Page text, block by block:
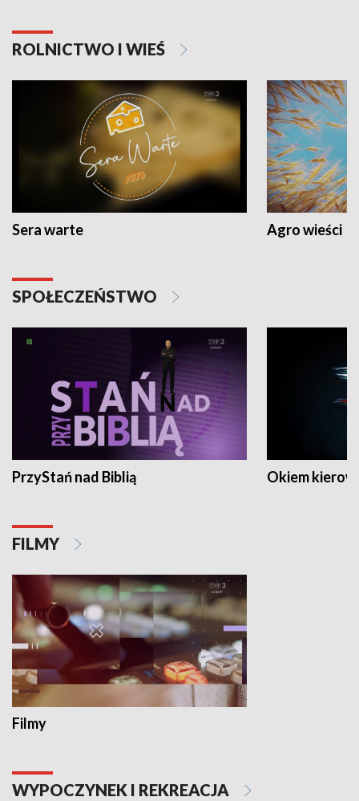
ROLNICTWO I WIEŚ
Sera warte Agro wieści
SPOŁECZEŃSTWO
PrzyStań nad Biblią Okiem
FILMY
Filmy
WYPOCZYNEK I REKREACJA